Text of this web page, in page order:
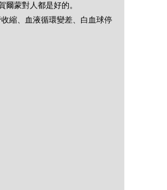
蒙對人都是好的。
縮、血液循環變差、白血球停